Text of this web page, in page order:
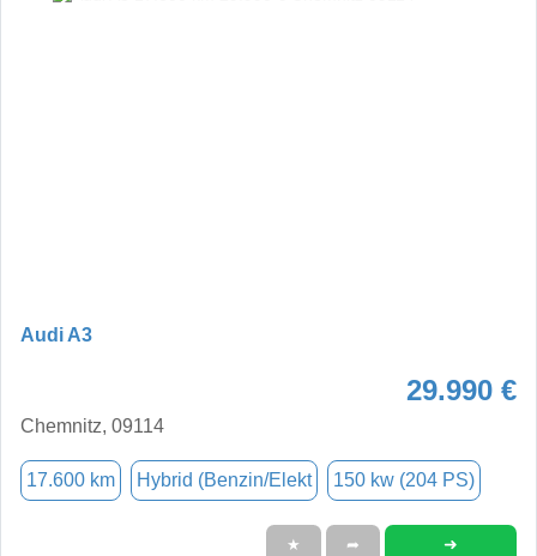
Audi A3
29.990 €
Chemnitz, 09114
17.600 km Hybrid (Benzin/Elekt 150 kw (204 PS)
★ ➦ ➜